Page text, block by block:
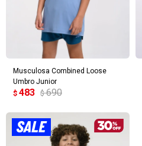
Musculosa Combined Loose
Umbro Junior
$ 483 $ 690